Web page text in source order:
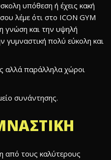
υπόθεση ή έχεις κακή
λέμε ότι στο ICON GYM
γνώση και την υψηλή
γυμναστική πολύ εύκολη και
αλλά παράλληλα χώροι
συνάντησης.
από τους καλύτερους